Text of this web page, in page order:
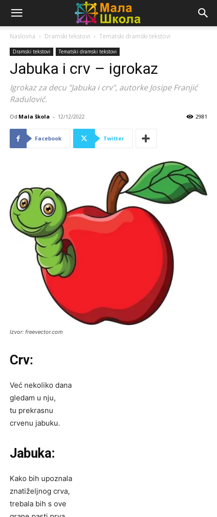
Naslovna Dramski tekstovi Tematski dramski tekstovi
Dramski tekstovi Tematski dramski tekstovi
Jabuka i crv – igrokaz
Igrokaz za decu "Jabuka i crv", autorke Josipe Franjić
Radulović.
Od Mala škola - 12/12/2022 2981
Facebook Twitter
Izvor: freevector.com
Crv:
Već nekoliko dana
gledam u nju,
tu prekrasnu
crvenu jabuku.
Jabuka:
Kako bih upoznala
znatiželjnog crva,
trebala bih s ove